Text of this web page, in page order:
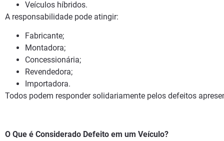
Veículos híbridos.
A responsabilidade pode atingir:
Fabricante;
Montadora;
Concessionária;
Revendedora;
Importadora.
Todos podem responder solidariamente pelos defeitos
O Que é Considerado Defeito em um Veículo?